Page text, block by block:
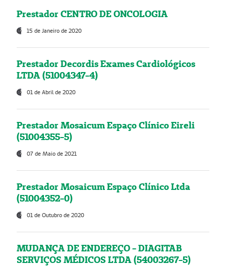
Prestador CENTRO DE ONCOLOGIA
15 de Janeiro de 2020
Prestador Decordis Exames Cardiológicos
LTDA (51004347-4)
01 de Abril de 2020
Prestador Mosaicum Espaço Clínico Eireli
(51004355-5)
07 de Maio de 2021
Prestador Mosaicum Espaço Clínico Ltda
(51004352-0)
01 de Outubro de 2020
MUDANÇA DE ENDEREÇO - DIAGITAB
SERVIÇOS MÉDICOS LTDA (54003267-5)